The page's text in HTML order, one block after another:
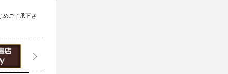
めご了承下さ